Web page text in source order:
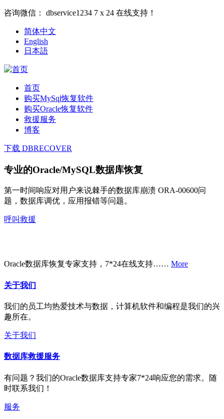
咨询微信： dbservice1234 7 x 24 在线支持！
简体中文
English
日本語
首页
购买MySql恢复软件
购买Oracle恢复软件
救援服务
博客
下载 DBRECOVER
专业的Oracle/MySQL数据库恢复
第一时间响应对用户来说棘手的数据库崩溃 ORA-00600问
题，数据库调优，应用报错等问题。
呼叫救援
Oracle数据库恢复专家支持，7*24在线支持…… More
关于我们
我们的员工均热爱技术与数据，计算机软件和编程是我们的兴
趣所在。
关于我们
数据库救援服务
有问题？我们的Oracle数据库支持专家7*24响应您的需求。随
时联系我们！
服务